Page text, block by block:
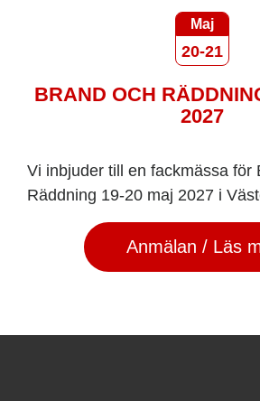
Maj
20-21
BRAND OCH
2027
Vi inbjuder till en fackmässa för
Räddning 19-20 maj 2027 i
Anmälan / Läs